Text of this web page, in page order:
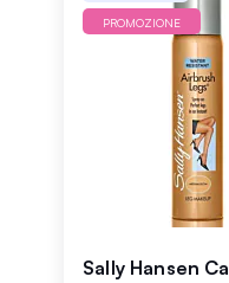
PROMOZIONE
Sally Hansen